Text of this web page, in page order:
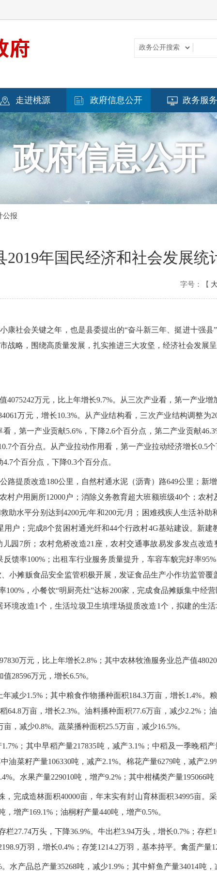
走进桃源 政府信息公开 政务服务
政府信息公开
公报
2019年国民经济和社会发展统
字号：【
康社会关键之年，也是县委提出的“奋斗新三年、挺进十强
战略，围绕高质量发展，扎实推进三大攻坚，经济社会发展
万元，比上年增长9.7%。从三次产业看，第一产业增
万元，增长10.3%。从产业结构看，三次产业结构调整为
，第一产业贡献5.6%，下降2.6个百分点，第二产业贡献
个百分点。从产业拉动作用看，第一产业拉动经济增长0.5
个百分点，下降0.3个百分点。
提质改造180公里，自然村通水泥（沥青）路649公里；新
村户用厕所12000户；消除义务教育超大班额班级40个；农
助水平分别达到4200元/年和200元/月；困难残疾人生活补
户；完成8个贫困村通光纤和44个行政村4G基站建设。新
园7所；农村危桥改造21座，农村交通事故易发多发点改
馈率100%；出租车行业服务质量提升，车容车貌完好率
小摊贩食品安全监管积极开展，发证食品生产小作坊监管覆
100%，小餐饮“明厨亮灶”达标200家，完成食品摊贩集中经
境改造1个，生活垃圾卫生填埋场提质改造1个，拟建的生
万元，比上年增长2.8%；其中农林牧渔服务业总产值
28596万元，增长6.5%。
少1.5%；其中粮食作物播种面积184.3万亩，增长1.4%。
64.8万亩，增长2.3%。油料播种面积77.6万亩，减少2.2%；
，减少0.8%。蔬菜播种面积25.5万亩，减少16.5%。
；其中早稻产量217835吨，减产3.1%；中稻及一季晚稻产
油菜籽产量106330吨，减产2.1%。棉花产量6279吨，减产
。水果产量229010吨，增产9.2%；其中柑橘类产量195066吨
完成造林面积40000亩，年末实有封山育林面积34995亩。
增产169.1%；油桐籽产量440吨，增产0.5%。
27.74万头，下降36.9%。牛出栏3.94万头，增长0.7%；存栏
万羽，增长0.4%；存笼1214.2万羽，基本持平。禽蛋产量
水产品总产量35268吨，减少1.9%；其中鲜鱼产量34014吨